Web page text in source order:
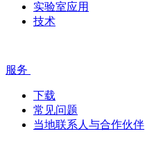
实验室应用
技术
服务
下载
常见问题
当地联系人与合作伙伴